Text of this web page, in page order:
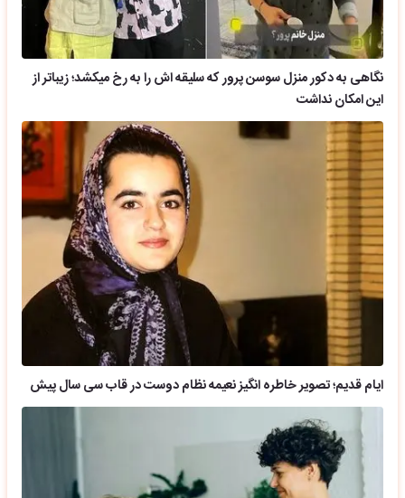
نگاهی به دکور منزل سوسن پرور که سلیقه اش را به رخ میکشد؛ زیباتر از
این امکان نداشت
ایام قدیم؛ تصویر خاطره انگیز نعیمه نظام دوست در قاب سی سال پیش